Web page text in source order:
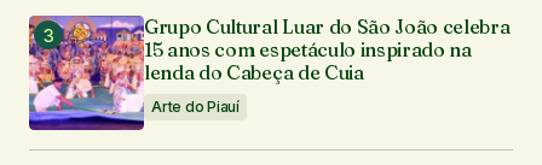
Grupo Cultural Luar do São João celebra
15 anos com espetáculo inspirado na
lenda do Cabeça de Cuia
Arte do Piauí